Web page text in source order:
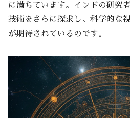
に満ちています。インドの研究
技術をさらに探求し、科学的な
が期待されているのです。